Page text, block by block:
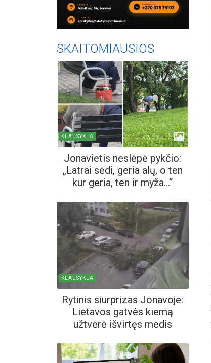
SKAITOMIAUSIOS
KLAUSYKLA
Jonavietis neslėpė pykčio:
„Latrai sėdi, geria alų, o ten
kur geria, ten ir myža...“
KLAUSYKLA
Rytinis siurprizas Jonavoje:
Lietavos gatvės kiemą
užtvėrė išvirtęs medis